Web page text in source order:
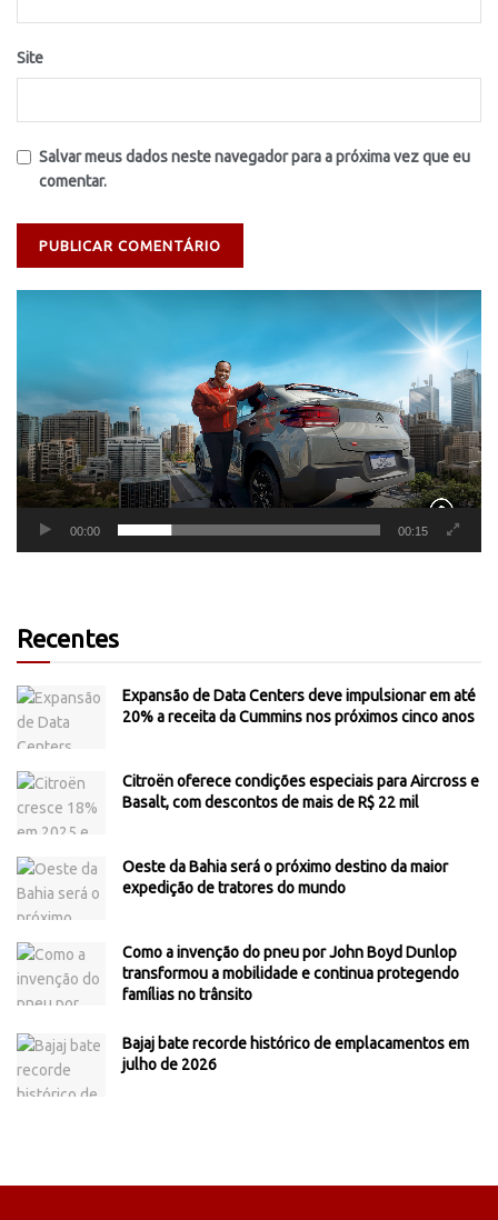
Site
Salvar meus dados neste navegador para a próxima vez que eu
comentar.
00:00 00:15
Recentes
Expansão de Data Centers deve impulsionar em até
20% a receita da Cummins nos próximos cinco anos
Citroën oferece condições especiais para Aircross e
Basalt, com descontos de mais de R$ 22 mil
Oeste da Bahia será o próximo destino da maior
expedição de tratores do mundo
Como a invenção do pneu por John Boyd Dunlop
transformou a mobilidade e continua protegendo
famílias no trânsito
Bajaj bate recorde histórico de emplacamentos em
julho de 2026